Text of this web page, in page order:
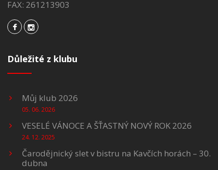
FAX: 261213903
Důležité z klubu
Můj klub 2026
05. 06. 2026
VESELÉ VÁNOCE A ŠŤASTNÝ NOVÝ ROK 2026
24. 12. 2025
Čarodějnický slet v bistru na Kavčích horách – 30.
dubna